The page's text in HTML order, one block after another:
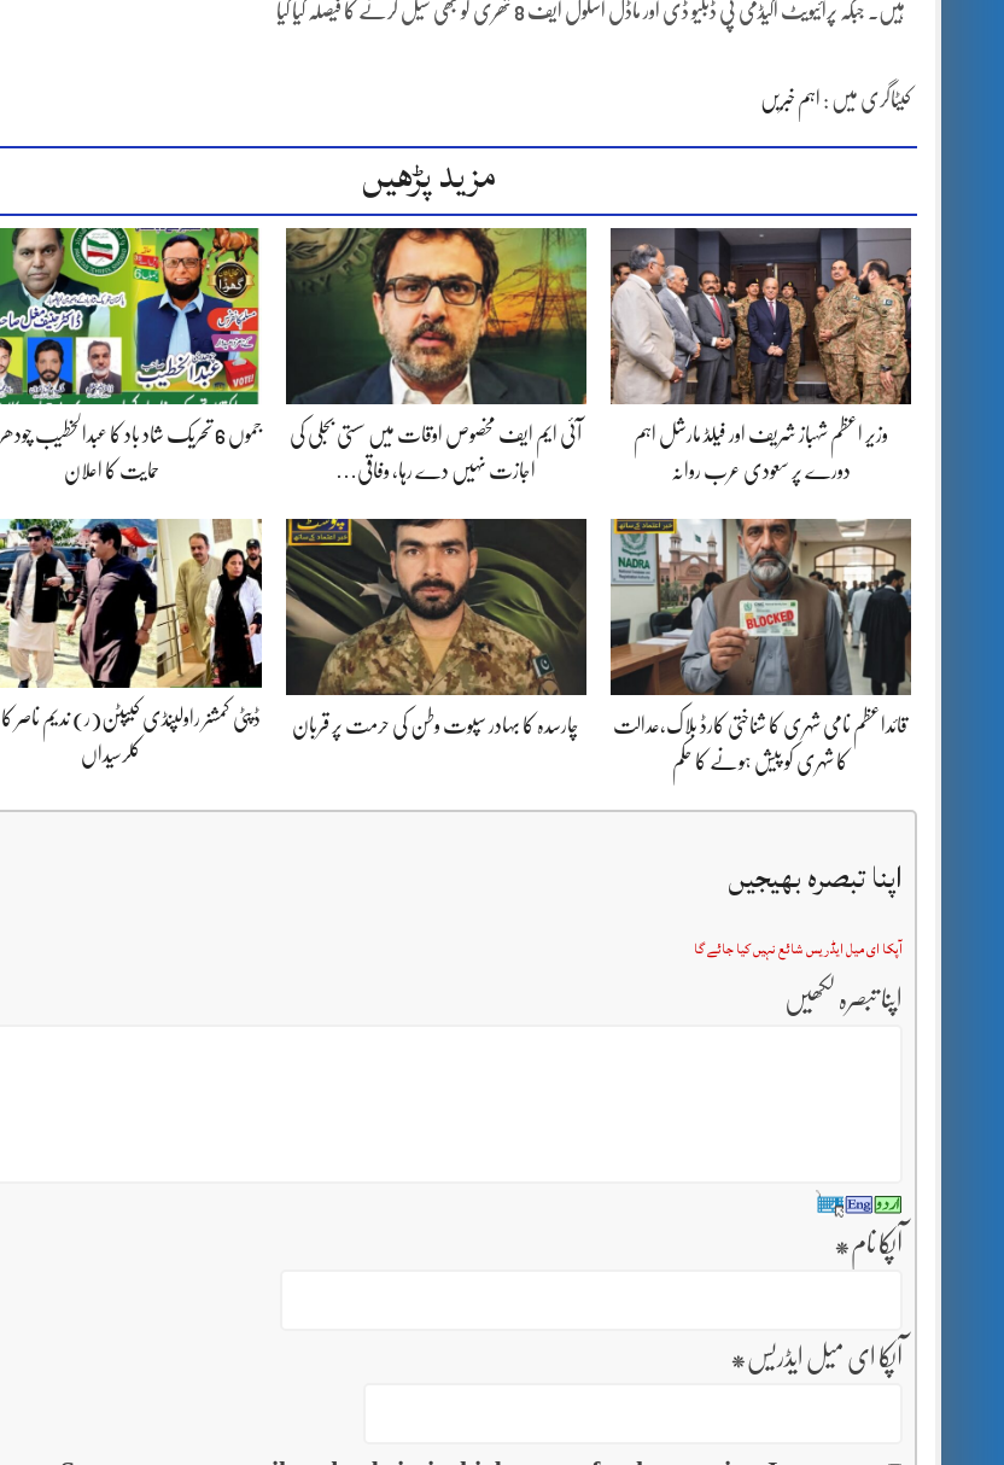
ہیں۔ جبکہ پرائیویٹ اکیڈمی پی ڈبلیو ڈی اور ماڈل اسکول ایف 8 تھری کو بھی سیل کرنے کا فیصلہ کیا گیا
کیٹاگری میں : اہم خبریں
مزید پڑھیں
وزیر اعظم شہباز شریف اور فیلڈ مارشل اہم
دورے پر سعودی عرب روانہ
آئی ایم ایف مخصوص اوقات میں سستی بجلی کی
اجازت نہیں دے رہا، وفاقی…
جموں 6 تحریک شاد باد کا عبدالخطیب
حمایت کا اعلان
قائداعظم نامی شہری کا شناختی کارڈ بلاک،عدالت
کا شہری کو پیش ہونے کا حکم
چارسدہ کا بہادر سپوت وطن کی حرمت پر قربان
ڈپٹی کمشنر راولپنڈی کیپٹن(ر) ندیم ناصر
کلرسیداں
اپنا تبصرہ بھیجیں
آپکا ای میل ایڈریس شائع نہیں کیا جائے گا
اپنا تبصرہ لکھیں
آپکا نام *
آپکا ای میل ایڈریس *